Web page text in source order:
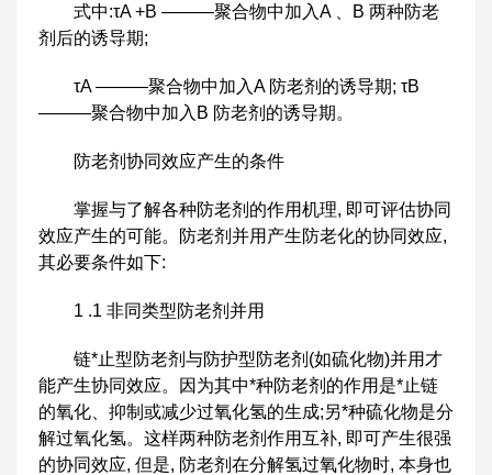
式中:τA +B ———聚合物中加入A 、B 两种防老
剂后的诱导期;
τA ———聚合物中加入A 防老剂的诱导期; τB
———聚合物中加入B 防老剂的诱导期。
防老剂协同效应产生的条件
掌握与了解各种防老剂的作用机理, 即可评估协同
效应产生的可能。防老剂并用产生防老化的协同效应,
其必要条件如下:
1 .1 非同类型防老剂并用
链*止型防老剂与防护型防老剂(如硫化物)并用才
能产生协同效应。因为其中*种防老剂的作用是*止链
的氧化、抑制或减少过氧化氢的生成;另*种硫化物是分
解过氧化氢。这样两种防老剂作用互补, 即可产生很强
的协同效应, 但是, 防老剂在分解氢过氧化物时, 本身也